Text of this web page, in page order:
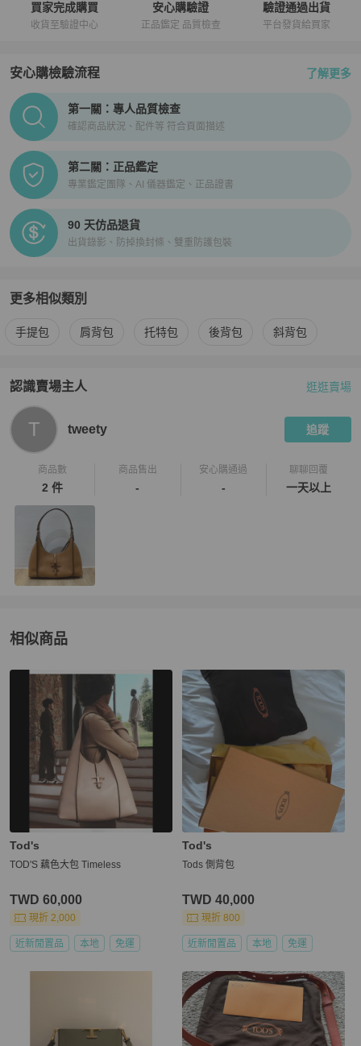
買家完成購買
收貨至驗證中心
安心購驗證
正品鑑定 品質檢查
驗證通過出貨
平台發貨給買家
安心購檢驗流程 了解更多
PopChill拍拍圈正品驗證、安心購檢驗流程介紹
第一關：專人品質檢查
確認商品狀況、配件等 符合頁面描述
第二關：正品鑑定
專業鑑定團隊、AI 儀器鑑定、正品證書
90 天仿品退貨
出貨錄影、防掉換封條、雙重防護包裝
更多相似類別
更多Tod's 相似商品推薦
手提包 肩背包 托特包 後背包 斜背包
認識賣場主人
PopChill 拍拍圈嚴選賣家
逛逛賣場
T tweety 追蹤
商品數
2 件
商品售出
-
安心購通過
-
聊聊回覆
一天以上
相似商品
更多相似 推薦精品
Tod's
TOD'S 藕色大包 Timeless
TWD 60,000
現折 2,000
近新閒置品 本地 免運
Tod's
Tods 側背包
TWD 40,000
現折 800
近新閒置品 本地 免運